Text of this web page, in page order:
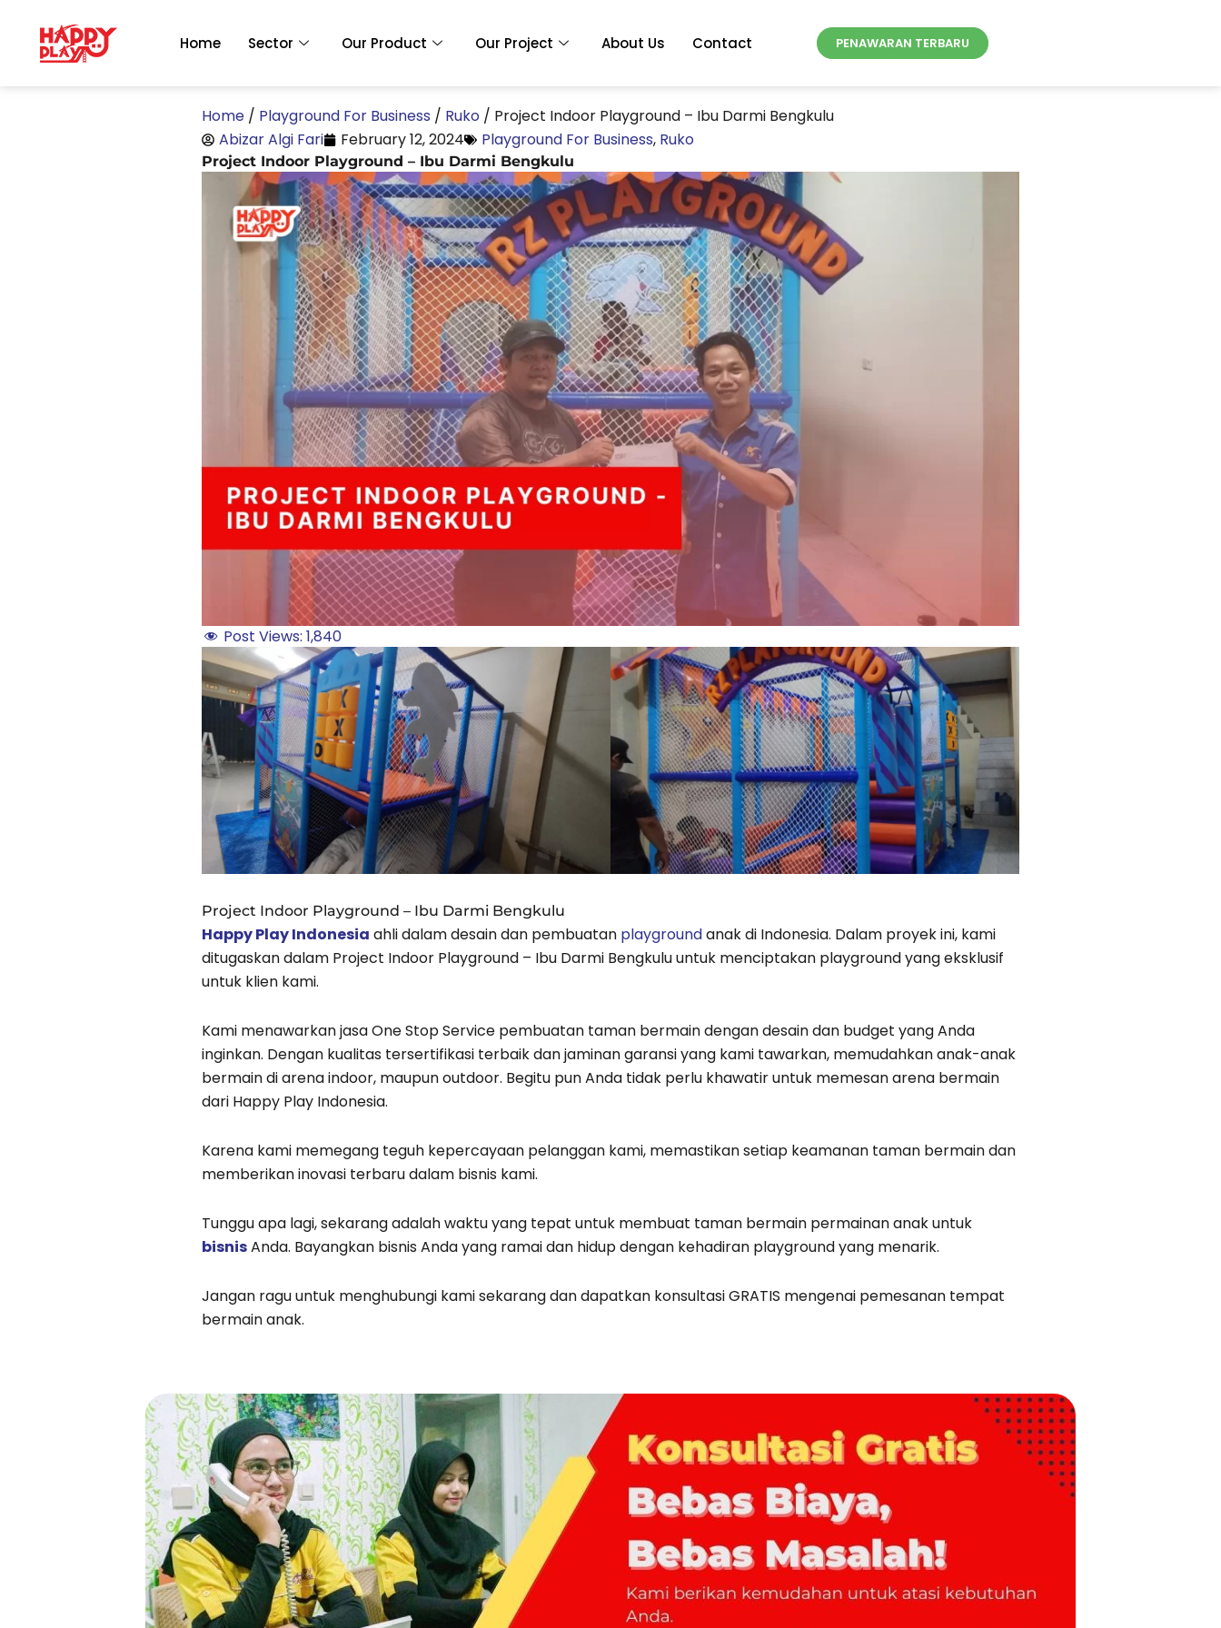
content
Home Sector Our Product Our Project About Us Contact PENAWARAN TERBARU
Home / Playground For Business / Ruko / Project Indoor Playground – Ibu Darmi Bengkulu
Abizar Algi Fari
February 12, 2024 Playground For Business, Ruko
Project Indoor Playground – Ibu Darmi Bengkulu
Post Views: 1,840
Project Indoor Playground – Ibu Darmi Bengkulu
Happy Play Indonesia ahli dalam desain dan pembuatan playgroundanak di Indonesia. Dalam proyek ini, kami
ditugaskan dalam Project Indoor Playground – Ibu Darmi Bengkulu untuk menciptakan playground yang eksklusif
untuk klien kami.
Kami menawarkan jasa One Stop Service pembuatan taman bermain dengan desain dan budget yang Anda
inginkan. Dengan kualitas tersertifikasi terbaik dan jaminan garansi yang kami tawarkan, memudahkan anak-anak
bermain di arena indoor, maupun outdoor. Begitu pun Anda tidak perlu khawatir untuk memesan arena bermain
dari Happy Play Indonesia.
Karena kami memegang teguh kepercayaan pelanggan kami, memastikan setiap keamanan taman bermain dan
memberikan inovasi terbaru dalam bisnis kami.
Tunggu apa lagi, sekarang adalah waktu yang tepat untuk membuat taman bermain permainan anak untuk
bisnisAnda. Bayangkan bisnis Anda yang ramai dan hidup dengan kehadiran playground yang menarik.
Jangan ragu untuk menghubungi kami sekarang dan dapatkan konsultasi GRATIS mengenai pemesanan tempat
bermain anak.